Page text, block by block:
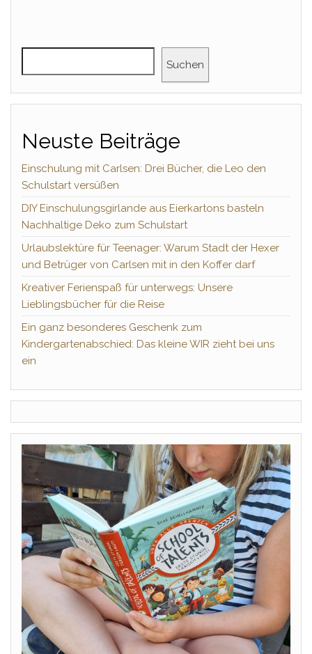
Suchen
Neuste Beiträge
Einschulung mit Carlsen: Drei Bücher, die Leo den
Schulstart versüßen
DIY Einschulungsgirlande aus Eierkartons basteln
Nachhaltige Deko zum Schulstart
Urlaubslektüre für Teenager: Warum Stadt der Hexer
und Betrüger von Carlsen mit in den Koffer darf
Kreativer Ferienspaß für unterwegs: Unsere
Lieblingsbücher für die Reise
Ein ganz besonderes Geschenk zum
Kindergartenabschied: Das kleine WIR zieht bei uns
ein